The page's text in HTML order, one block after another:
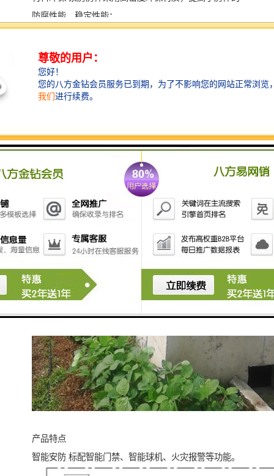
防腐性能、稳定性能；
产品特点
智能安防 标配智能门禁、智能球机、火灾报警等功能。